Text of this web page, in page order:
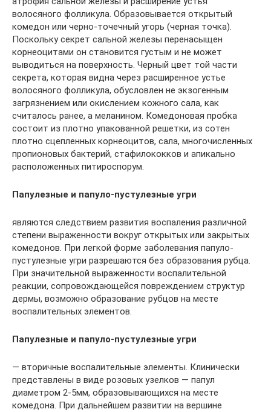
волосяного фолликула. Образовывается открытый
комедон или черно-точечный угорь (черная точка).
Поскольку секрет сальной железы перенасыщен
корнеоцитами он становится густым и не может
выводиться на поверхность. Черный цвет той части
секрета, которая видна через расширенное устье
волосяного фолликула, обусловлен не экзогенным
загрязнением или окислением кожного сала, как
считалось ранее, а меланином. Комедоновая пробка
состоит из плотно упакованной решетки, из сотен
плотно сцепленных корнеоцитов, сала, многочисленных
пропионовых бактерий, стафилококков и апикально
расположенных питироспорум.
Папулезные и папуло-пустулезные угри
являются следствием развития воспаления различной
степени выраженности вокруг открытых или закрытых
комедонов. При легкой форме заболевания папуло-
пустулезные угри разрешаются без образования рубца.
При значительной выраженности воспалительной
реакции, сопровождающейся повреждением структур
дермы, возможно образование рубцов на месте
воспалительных элементов.
Папулезные и папуло-пустулезные угри
— вторичные воспалительные элементы. Клинически
представлены в виде розовых узелков — папул
диаметром 2-5мм, образовывающихся на месте
комедона. При дальнейшем развитии на вершине